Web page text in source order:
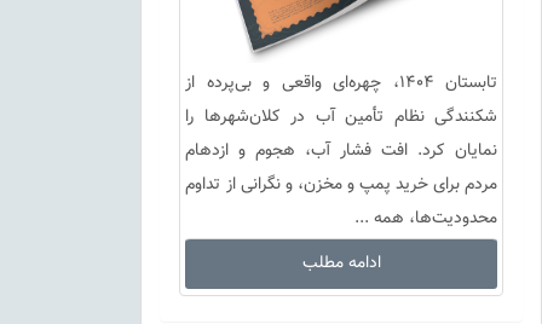
تابستان ۱۴۰۴، چهره‌ای واقعی و بی‌پرده از
شکنندگی نظام تأمین آب در کلان‌شهرها را
نمایان کرد. افت فشار آب، هجوم و ازدهام
مردم برای خرید پمپ و مخزن، و نگرانی از تداوم
محدودیت‌ها، همه ...
ادامه مطلب